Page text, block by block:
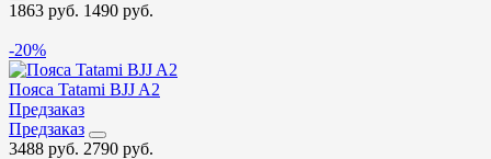
1863 руб. 1490 руб.
-20%
Пояса Tatami BJJ A2
Предзаказ
Предзаказ
3488 руб. 2790 руб.